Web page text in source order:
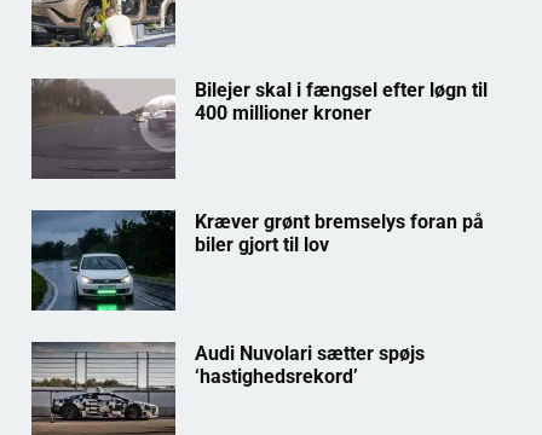
Bilejer skal i fængsel efter løgn til
400 millioner kroner
Kræver grønt bremselys foran på
biler gjort til lov
Audi Nuvolari sætter spøjs
‘hastighedsrekord’